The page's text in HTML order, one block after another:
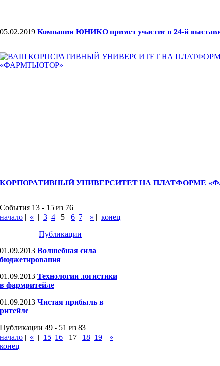
05.02.2019 Компания ЮНИКО примет участие в 24-й
КОРПОРАТИВНЫЙ УНИВЕРСИТЕТ НА ПЛАТФОРМЕ
События 13 - 15 из 76
начало | « | 3 4 5 6 7 | » | конец
Публикации
01.09.2013 Волшебная сила
бюджетирования
01.09.2013 Технологии логистики
в фармритейле
01.09.2013 Чистая прибыль в
ритейле
Публикации 49 - 51 из 83
начало | « | 15 16 17 18 19 | » |
конец